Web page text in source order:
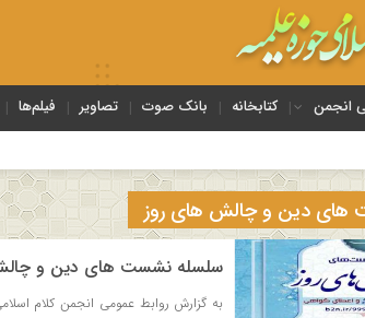
انجمن کتابخانه بانک صوت تصاویر فیلم‌ها
دین و چالش های روز
سلسله نشست های دین و چالش
به گزارش روابط عمومی انجمن کلام